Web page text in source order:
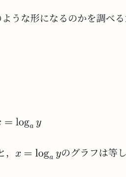
うな形になるのかを調べ
， のグラフは等